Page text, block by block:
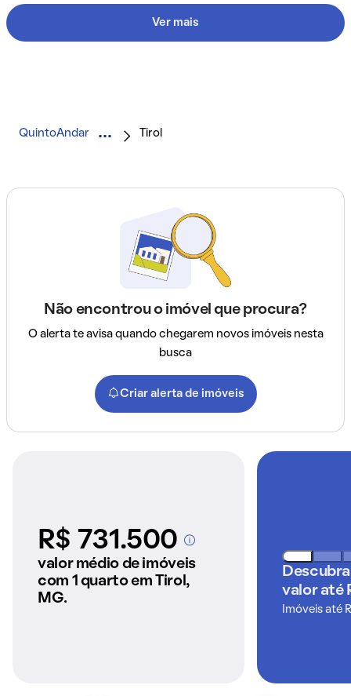
Ver mais
QuintoAndar Tirol
Não encontrou o imóvel que procura?
O alerta te avisa quando chegarem novos imóveis nesta
busca
Criar alerta de imóveis
R$ 731.500A partir dos imóveis
anunciados pelo
valor médio de imóveis
com 1 quarto em Tirol,
MG.
valor até
Imóveis até